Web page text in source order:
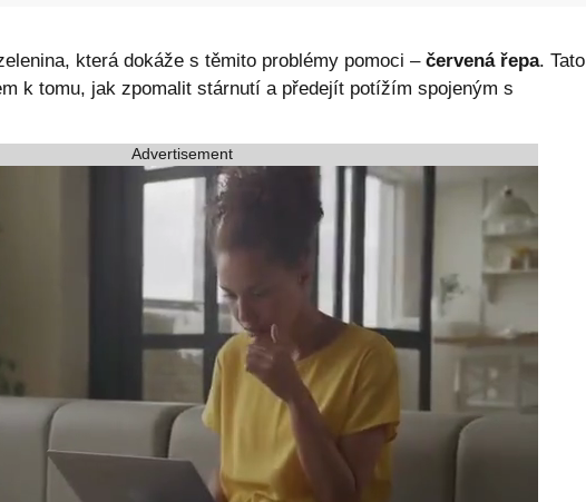
která dokáže s těmito problémy pomoci – červená řepa. Tato
k tomu, jak zpomalit stárnutí a předejít potížím spojeným s
Advertisement